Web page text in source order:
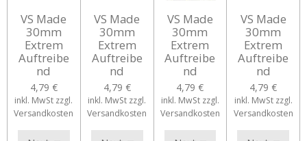
VS Made
30mm
Extrem
Auftreibe
nd
4,79 €
inkl. MwSt zzgl.
Versandkosten
VS Made
30mm
Extrem
Auftreibe
nd
4,79 €
inkl. MwSt zzgl.
Versandkosten
VS Made
30mm
Extrem
Auftreibe
nd
4,79 €
inkl. MwSt zzgl.
Versandkosten
VS Made
30mm
Extrem
Auftreibe
nd
4,79 €
inkl. MwSt zzgl.
Versandkosten